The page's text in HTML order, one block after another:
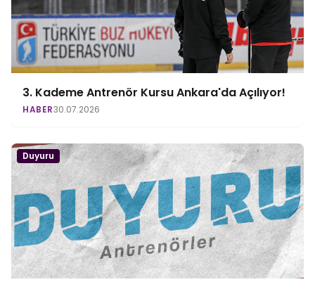
3. Kademe Antrenör Kursu Ankara'da Açılıyor!
HABER30.07.2026
Duyuru